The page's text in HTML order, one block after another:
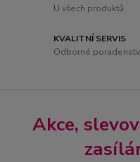
U všech produktů
KVALITNÍ SERVIS
Odborné
Akce,